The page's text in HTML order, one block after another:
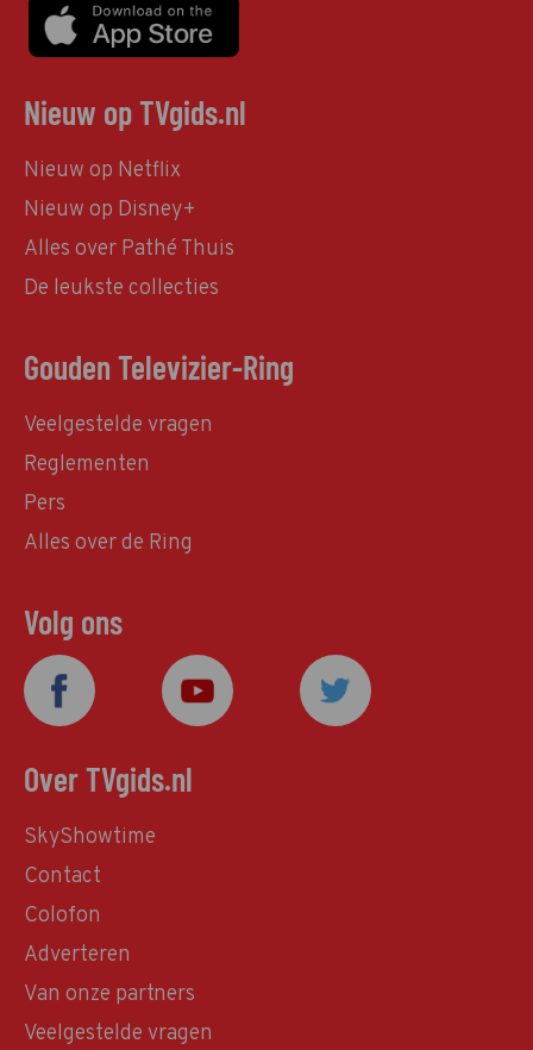
Nieuw op TVgids.nl
Nieuw op Netflix
Nieuw op Disney+
Alles over Pathé Thuis
De leukste collecties
Gouden Televizier-Ring
Veelgestelde vragen
Reglementen
Pers
Alles over de Ring
Volg ons
Over TVgids.nl
SkyShowtime
Contact
Colofon
Adverteren
Van onze partners
Veelgestelde vragen